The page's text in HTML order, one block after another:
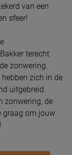
van een
sfeer!
terecht
zonwering.
zich in de
uitgebreid.
zonwering, de
graag om jouw